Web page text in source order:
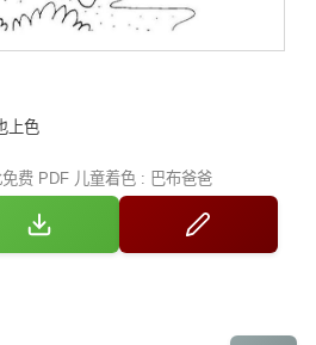
上色
费 PDF 儿童着色 : 巴布爸爸